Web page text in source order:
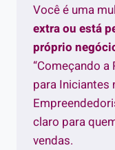
Você é uma
extra ou está
próprio
“Começando a
para Iniciantes
claro para
vendas.